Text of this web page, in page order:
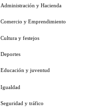
Administración y Hacienda
Comercio y Emprendimiento
Cultura y festejos
Deportes
Educación y juventud
Igualdad
Seguridad y tráfico